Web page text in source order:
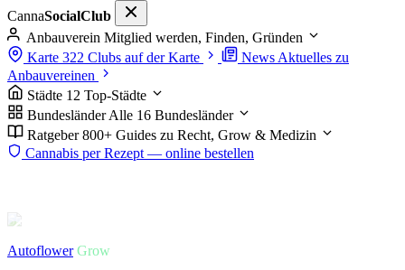
CannaSocialClub
Anbauverein Mitglied werden, Finden, Gründen
Karte 322 Clubs auf der Karte News Aktuelles zu
Anbauvereinen
Städte 12 Top-Städte
Bundesländer Alle 16 Bundesländer
Ratgeber 800+ Guides zu Recht, Grow & Medizin
Cannabis per Rezept — online bestellen
Start
AutoflowerGrow